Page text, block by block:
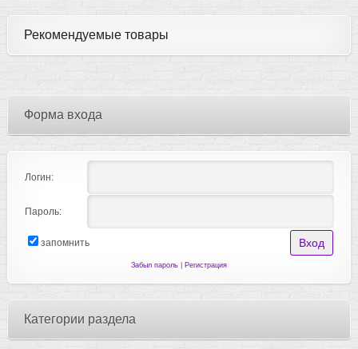
Рекомендуемые товары
Форма входа
Логин:
Пароль:
запомнить
Забыл пароль| Регистрация
Категории раздела